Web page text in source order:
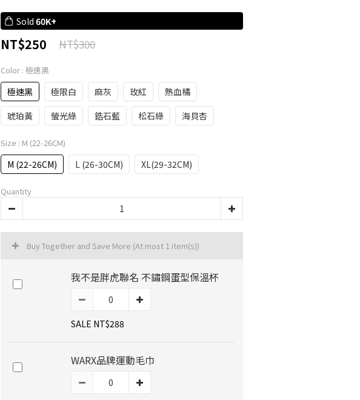
Sold 60K+
NT$250 NT$300
Color : 極速黑
極速黑 極限白 麻灰 玫紅
熱血橘
琥珀黃
螢光綠 鋯石藍 松石綠 海貝杏
Size : M (22-26CM)
M (22-26CM) L (26-30CM) XL(29-32CM)
Quantity
Buy Together and Save More (At most 1 item(s))
我不是胖虎聯名 不鏽鋼蛋型保溫杯
SALE NT$288
WARX品牌運動毛巾